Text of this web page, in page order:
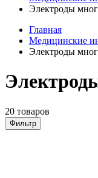
Электроды
Главная
Медицинские
Электроды
20 товаров
Фильтр